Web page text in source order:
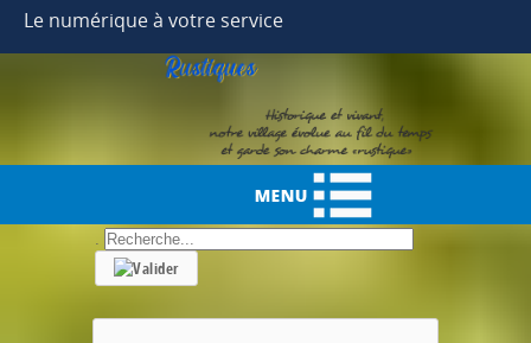
Year Month
Le numérique à votre service